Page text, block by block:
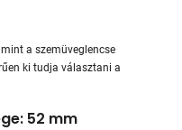
a szemüveglencse
ki tudja választani a
52 mm